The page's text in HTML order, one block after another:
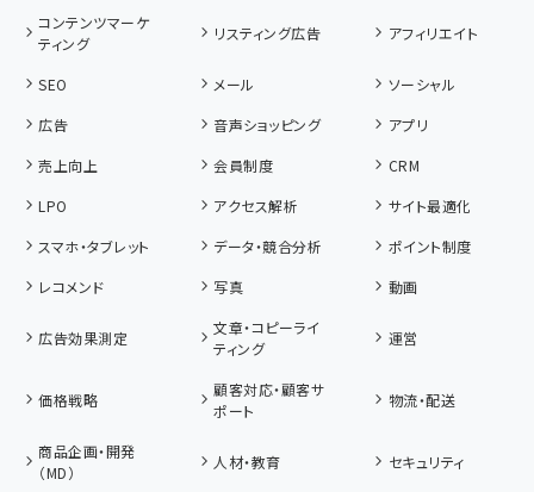
コンテンツマーケ
ティング
リスティング広告 アフィリエイト
SEO メール
ソーシャル
広告
音声ショッピング
アプリ
売上向上
会員制度
CRM
LPO
アクセス解析
サイト最適化
スマホ・タブレット
データ・競合分析
ポイント制度
レコメンド
写真 動画
広告効果測定
文章・コピーライ
ティング
運営
価格戦略
顧客対応・顧客サ
ポート
物流・配送
商品企画・開発
（MD）
人材・教育 セキュリティ